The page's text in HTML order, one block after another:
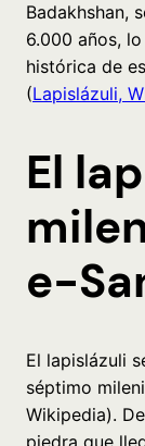
Badakhshan,
6.000 años,
histórica de
(Lapislázuli,
El
e-
El lapislázuli
séptimo
Wikipedia).
piedra que